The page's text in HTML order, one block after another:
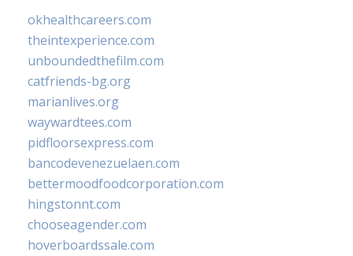
okhealthcareers.com
theintexperience.com
unboundedthefilm.com
catfriends-bg.org
marianlives.org
waywardtees.com
pidfloorsexpress.com
bancodevenezuelaen.com
bettermoodfoodcorporation.com
hingstonnt.com
chooseagender.com
hoverboardssale.com